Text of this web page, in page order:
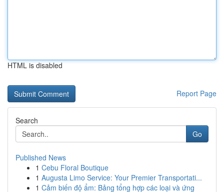
HTML is disabled
Report Page
Search
Go
Published News
1 Cebu Floral Boutique
1 Augusta Limo Service: Your Premier Transportati...
1 Cảm biến độ ẩm: Bảng tổng hợp các loại và ứng